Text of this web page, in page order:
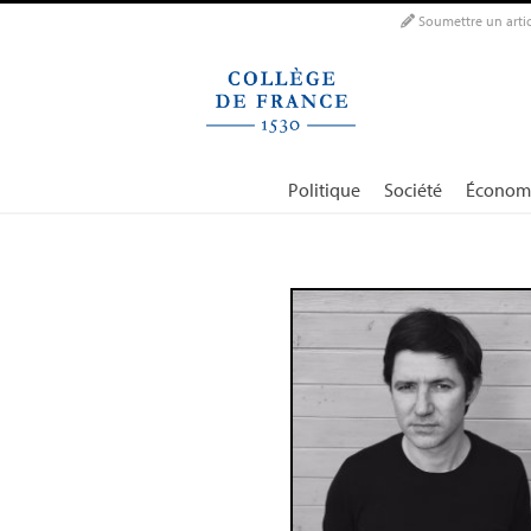
Soumettre un
Politique Société